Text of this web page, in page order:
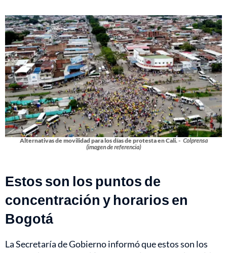
Alternativas de movilidad para los días de protesta en Cali. - Colprensa
(imagen de referencia)
Estos son los puntos de
concentración y horarios en
Bogotá
La Secretaría de Gobierno informó que estos son los